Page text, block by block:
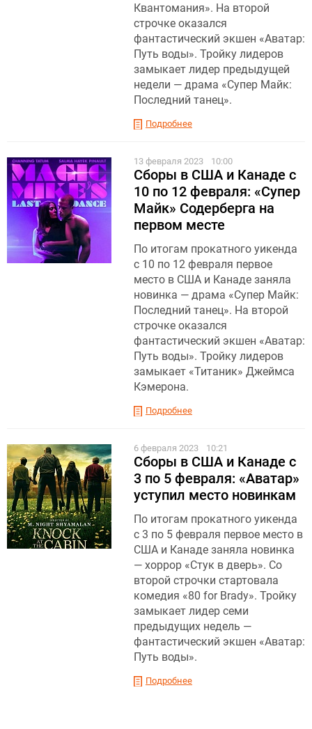
Квантомания». На второй
строчке оказался
фантастический экшен «Аватар:
Путь воды». Тройку лидеров
замыкает лидер предыдущей
недели — драма «Супер Майк:
Последний танец».
Подробнее
13 февраля 2023 10:00
Сборы в США и Канаде с
10 по 12 февраля: «Супер
Майк» Содерберга на
первом месте
По итогам прокатного уикенда
с 10 по 12 февраля первое
место в США и Канаде заняла
новинка — драма «Супер Майк:
Последний танец». На второй
строчке оказался
фантастический экшен «Аватар:
Путь воды». Тройку лидеров
замыкает «Титаник» Джеймса
Кэмерона.
Подробнее
6 февраля 2023 10:21
Сборы в США и Канаде с
3 по 5 февраля: «Аватар»
уступил место новинкам
По итогам прокатного уикенда
с 3 по 5 февраля первое место в
США и Канаде заняла новинка
— хоррор «Стук в дверь». Со
второй строчки стартовала
комедия «80 for Brady». Тройку
замыкает лидер семи
предыдущих недель —
фантастический экшен «Аватар:
Путь воды».
Подробнее